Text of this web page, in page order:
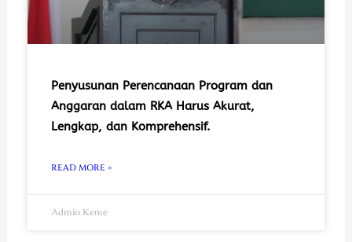
Penyusunan Perencanaan Program dan
Anggaran dalam RKA Harus Akurat,
Lengkap, dan Komprehensif.
READ MORE »
Admin Keme